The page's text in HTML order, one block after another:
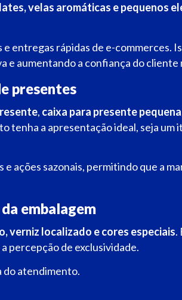
velas aromáticas e pequenos
entregas rápidas de e-commerces.
e aumentando a confiança do cliente
presentes
, caixa para presente pequena
tenha a apresentação ideal, seja um
ações sazonais, permitindo que a
embalagem
verniz localizado e cores especiais.
percepção de exclusividade.
do atendimento.